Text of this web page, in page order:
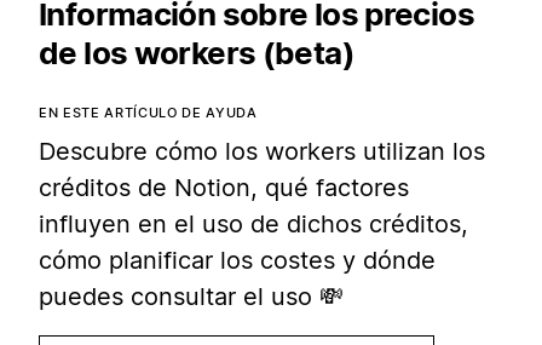
Información sobre los precios
de los workers (beta)
EN ESTE ARTÍCULO DE AYUDA
Descubre cómo los workers utilizan los
créditos de Notion, qué factores
influyen en el uso de dichos créditos,
cómo planificar los costes y dónde
puedes consultar el uso 💸